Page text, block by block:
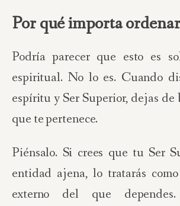
Por qué importa
Podría parecer que esto es
espiritual. No lo es. Cuando
espíritu y Ser Superior, dejas de
que te pertenece.
Piénsalo. Si crees que tu Ser
entidad ajena, lo tratarás
externo del que